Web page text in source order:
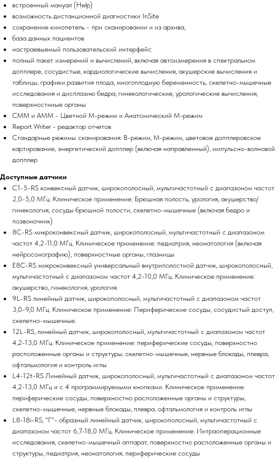
вcтроенный мануал (Help)
возможность дистанционной диагностики InSite
сохранение кинопетель - при сканировании и из архива,
база данных пациентов
настраевыемый пользовательский интерфейс
полный пакет измерений и вычислений, включая автоизмерения в спектральном
допплере, сосудистые, кардиологические вычисления, акушерские вычисления и
таблицы, графики развития плода, многоплодную беременность, скелетно-мышечные
исследования и дисплазию бедра, гинекологические, урологические вычисления,
поверхностниые органы
CMM и AMM - Цветной М-режим и Анатомический М-режим
Report Writer - редактор отчетов
Стандарные режимы сканирования: В-режим, М-режим, цветовое допплеровское
картирование, энергетический допплер (включая направленный), импульсно-волновой
допплер
Доступные датчики
C1-5-RS конвексный датчик, широкополосный, мультичастотный с диапазоном частот
2,0-5,0 МГц. Клиническое применение: Брюшная полость, урология, акушерство/
гинекология, сосуды брюшной полости, скелетно-мышечные (включая бедро и
позвоночник)
8C-RS микроконвексный датчик, широкополосный, мультичастотный с диапазоном
частот 4,2-11,0 МГц. Клиническое применение: педиатрия, неонатология (включая
нейросонографию), поверхностные органы, глазницы
E8C-RS микроконвексный универсальный внутриполостной датчик, широкополосный,
мультичастотный с диапазоном частот 4,2-10,0 МГц. Клиническое применение:
акушерство, гинекология, урология.
9L-RS линейный датчик, широкополосный, мультичастотный с диапазоном частот
3,0-9,0 МГц. Клиническое применение: Периферические сосуды, сосудистый доступ,
скелетно-мышечные.
12L-RS, линейный датчик, широкополосный, мультичастотный с диапазоном частот
4,2-13,0 МГц. Клиническое применение: периферические сосуды, поверхностно
расположенные органы и структуры, скелетно-мышечные, нервные блокады, плевра,
офтальмология и контроль иглы
L4-12t-RS Линейный датчик, широкополосный, мультичастотный с диапазоном частот
4,2-13,0 МГц и с 4 программируемыми кнопками. Клиническое применение:
периферические сосуды, поверхностно расположенные органы и структуры,
скелетно-мышечные, нервные блокады, плевра, офтальмология и контроль иглы
L8-18i-RS, "Г"- образный линейный датчик, широкополосный, мультичастотный с
диапазоном частот 6,7-18,0 МГц. Клиническое применение: Интраоперационные
исследования, скелетно-мышечный аппарат, поверхностно расположенные органы и
структуры, педиатрия, неонатология, периферические сосуды